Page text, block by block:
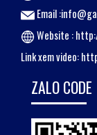
Email
Website :
Link xem video:
ZALO CODE